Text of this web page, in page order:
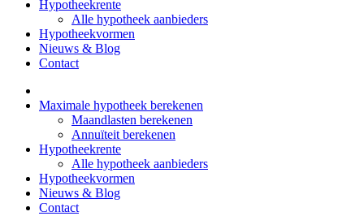
Hypotheekrente
Alle hypotheek aanbieders
Hypotheekvormen
Nieuws & Blog
Contact
Maximale hypotheek berekenen
Maandlasten berekenen
Annuïteit berekenen
Hypotheekrente
Alle hypotheek aanbieders
Hypotheekvormen
Nieuws & Blog
Contact